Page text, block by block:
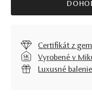
Certifikát z
Vyrobené v
Luxusné